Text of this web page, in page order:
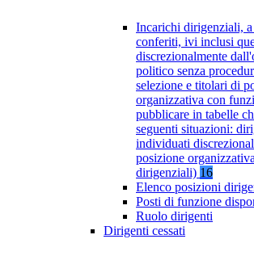
Incarichi dirigenziali,
conferiti, ivi inclusi
discrezionalmente
politico senza
selezione e titolari di
organizzativa con
pubblicare in tabelle
seguenti situazioni:
individuati
posizione
dirigenziali) 16
Elenco posizioni
Posti di funzione
Ruolo dirigenti
Dirigenti cessati